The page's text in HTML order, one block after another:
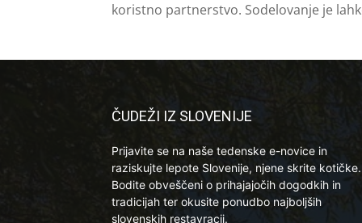
koristno partnerstvo. Sodelovanje je
ČUDEŽI IZ SLOVENIJE
Prijavite se na naše tedenske e-novice in
raziskujte lepote Slovenije, njene skrite kotičke.
Bodite obveščeni o prihajajočih dogodkih in
tradicijah ter okusite ponudbo najboljših
slovenskih restavracij.